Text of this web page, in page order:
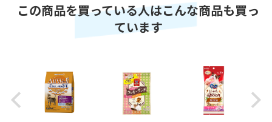
この商品を買っている人はこんな商品も買っ
ています
Previous Next